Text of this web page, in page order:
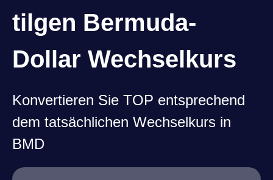
tilgen Bermuda-
Dollar Wechselkurs
Konvertieren Sie TOP entsprechend
dem tatsächlichen Wechselkurs in
BMD